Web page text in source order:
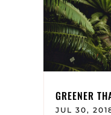
GREENER
JUL 30,